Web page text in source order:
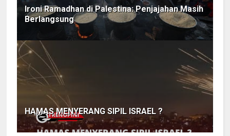
Ironi Ramadhan di Palestina: Penjajahan Masih
Berlangsung
HAMAS MENYERANG SIPIL ISRAEL ?